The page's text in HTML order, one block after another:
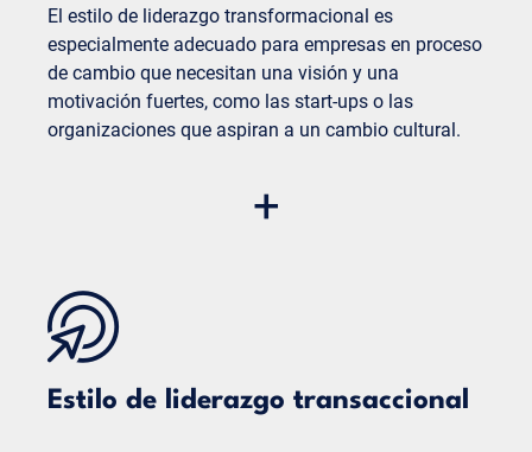
El estilo de liderazgo transformacional es
especialmente adecuado para empresas en proceso
de cambio que necesitan una visión y una
motivación fuertes, como las start-ups o las
organizaciones que aspiran a un cambio cultural.
Alta motivación y disposición al rendimiento:
mismos.
Fomento de la innovación:
a los empleados a ser creativos y a desarrollar
nuevas ideas.
+
Estilo de liderazgo transaccional